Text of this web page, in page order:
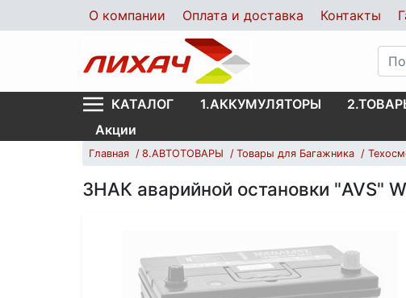
О компании Оплата и доставка Контакты
КАТАЛОГ 1.АККУМУЛЯТОРЫ
Акции
Главная 8.АВТОТОВАРЫ Товары для Багажника
ЗНАК аварийной остановки "AVS"